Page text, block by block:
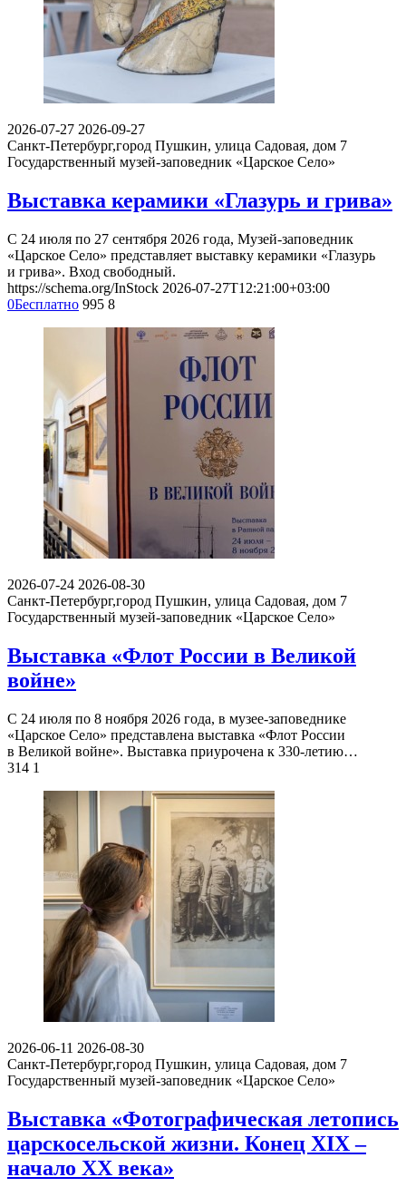
2026-07-27 2026-09-27
Санкт-Петербург,город Пушкин, улица Садовая, дом 7
Государственный музей-заповедник «Царское Село»
Выставка керамики «Глазурь и грива»
С 24 июля по 27 сентября 2026 года, Музей-заповедник
«Царское Село» представляет выставку керамики «Глазурь
и грива». Вход свободный.
https://schema.org/InStock 2026-07-27T12:21:00+03:00
0Бесплатно 995 8
2026-07-24 2026-08-30
Санкт-Петербург,город Пушкин, улица Садовая, дом 7
Государственный музей-заповедник «Царское Село»
Выставка «Флот России в Великой
войне»
С 24 июля по 8 ноября 2026 года, в музее-заповеднике
«Царское Село» представлена выставка «Флот России
в Великой войне». Выставка приурочена к 330-летию…
314 1
2026-06-11 2026-08-30
Санкт-Петербург,город Пушкин, улица Садовая, дом 7
Государственный музей-заповедник «Царское Село»
Выставка «Фотографическая летопись
царскосельской жизни. Конец XIX –
начало XX века»